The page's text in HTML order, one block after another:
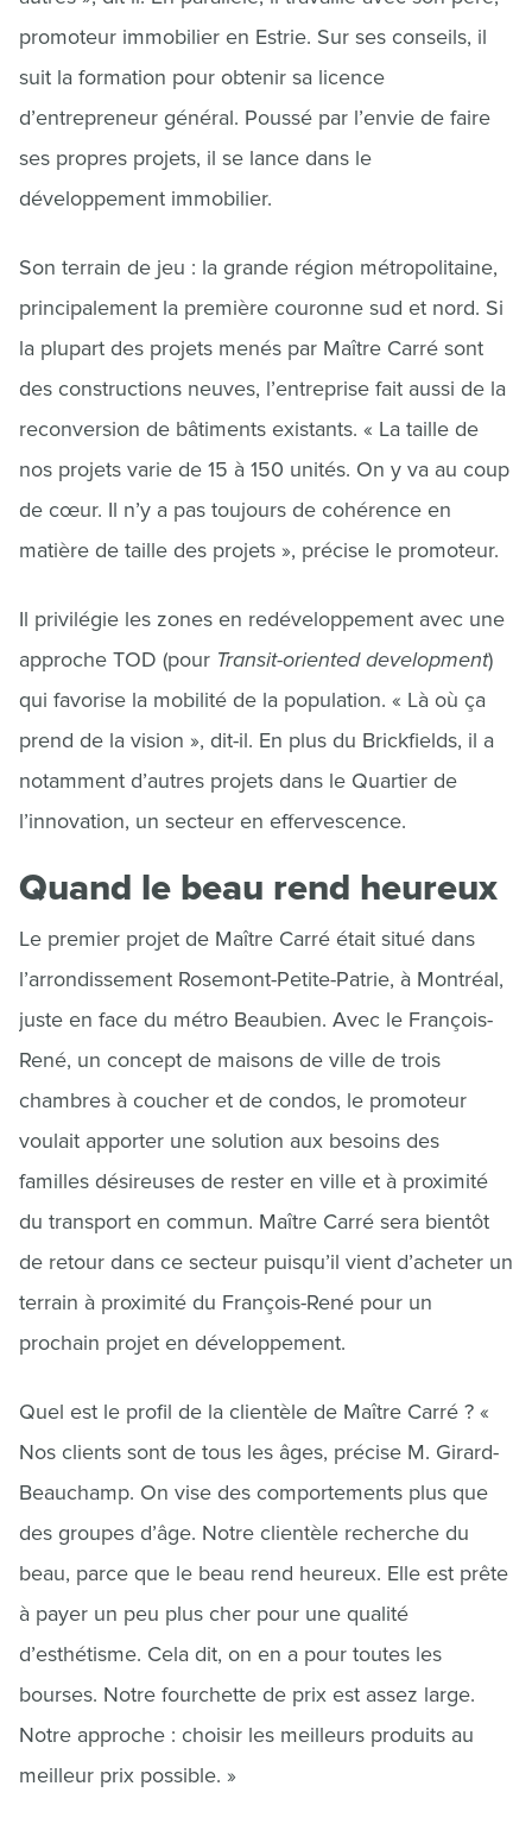
promoteur immobilier en Estrie. Sur ses conseils, il
suit la formation pour obtenir sa licence
d’entrepreneur général. Poussé par l’envie de faire
ses propres projets, il se lance dans le
développement immobilier.
Son terrain de jeu : la grande région métropolitaine,
principalement la première couronne sud et nord. Si
la plupart des projets menés par Maître Carré sont
des constructions neuves, l’entreprise fait aussi de la
reconversion de bâtiments existants. « La taille de
nos projets varie de 15 à 150 unités. On y va au coup
de cœur. Il n’y a pas toujours de cohérence en
matière de taille des projets », précise le promoteur.
Il privilégie les zones en redéveloppement avec une
approche TOD (pour Transit-oriented development)
qui favorise la mobilité de la population. « Là où ça
prend de la vision », dit-il. En plus du Brickfields, il a
notamment d’autres projets dans le Quartier de
l’innovation, un secteur en effervescence.
Quand le beau rend heureux
Le premier projet de Maître Carré était situé dans
l’arrondissement Rosemont-Petite-Patrie, à Montréal,
juste en face du métro Beaubien. Avec le François-
René, un concept de maisons de ville de trois
chambres à coucher et de condos, le promoteur
voulait apporter une solution aux besoins des
familles désireuses de rester en ville et à proximité
du transport en commun. Maître Carré sera bientôt
de retour dans ce secteur puisqu’il vient d’acheter un
terrain à proximité du François-René pour un
prochain projet en développement.
Quel est le profil de la clientèle de Maître Carré ? «
Nos clients sont de tous les âges, précise M. Girard-
Beauchamp. On vise des comportements plus que
des groupes d’âge. Notre clientèle recherche du
beau, parce que le beau rend heureux. Elle est prête
à payer un peu plus cher pour une qualité
d’esthétisme. Cela dit, on en a pour toutes les
bourses. Notre fourchette de prix est assez large.
Notre approche : choisir les meilleurs produits au
meilleur prix possible. »